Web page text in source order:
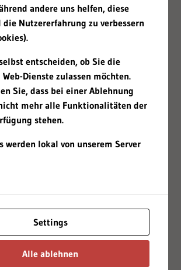
andere uns helfen, diese
die Nutzererfahrung zu verbessern
entscheiden, ob Sie die
Dienste zulassen möchten.
Sie, dass bei einer Ablehnung
mehr alle Funktionalitäten der
stehen.
werden lokal von unserem Server
Settings
Alle ablehnen